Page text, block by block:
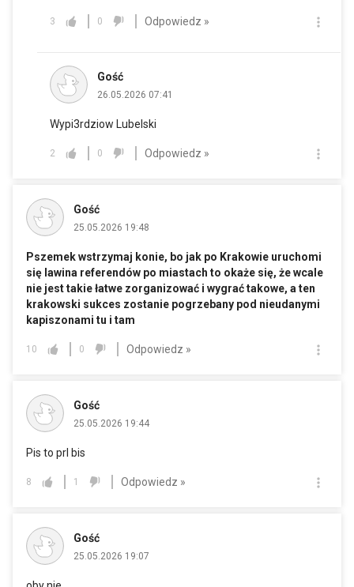
3 0 Odpowiedz »
Gość
26.05.2026 07:41
Wypi3rdziow Lubelski
2 0 Odpowiedz »
Gość
25.05.2026 19:48
Pszemek wstrzymaj konie, bo jak po Krakowie uruchomi
się lawina referendów po miastach to okaże się, że wcale
nie jest takie łatwe zorganizować i wygrać takowe, a ten
krakowski sukces zostanie pogrzebany pod nieudanymi
kapiszonami tu i tam
10 0 Odpowiedz »
Gość
25.05.2026 19:44
Pis to prl bis
8 1 Odpowiedz »
Gość
25.05.2026 19:07